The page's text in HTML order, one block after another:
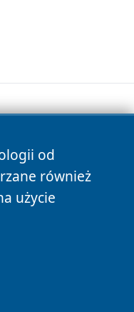
od
również
użycie